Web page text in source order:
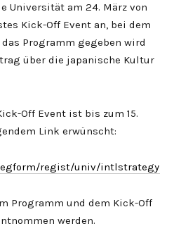
Universität am 24. März von
Kick-Off Event an, bei dem
Programm gegeben wird
über die japanische Kultur
Off Event ist bis zum 15.
Link erwünscht:
regist/univ/intlstrategy/
Programm und dem Kick-Off
werden.